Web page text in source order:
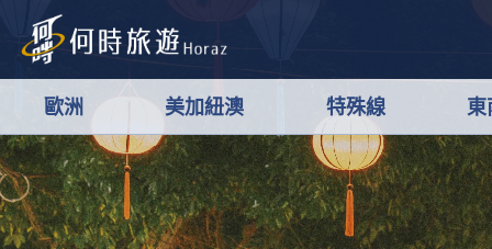
歐洲 美加紐澳 特殊線 東